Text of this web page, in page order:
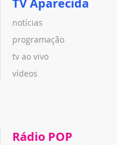
notícias
programação
tv ao vivo
vídeos
Rádio POP